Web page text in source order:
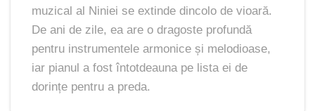
muzical al Niniei se extinde dincolo de vioară.
De ani de zile, ea are o dragoste profundă
pentru instrumentele armonice și melodioase,
iar pianul a fost întotdeauna pe lista ei de
dorințe pentru a preda.